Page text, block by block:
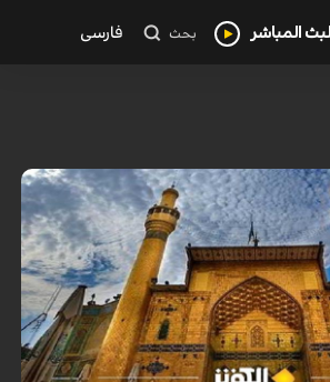
البث المباشر بحث فارسی